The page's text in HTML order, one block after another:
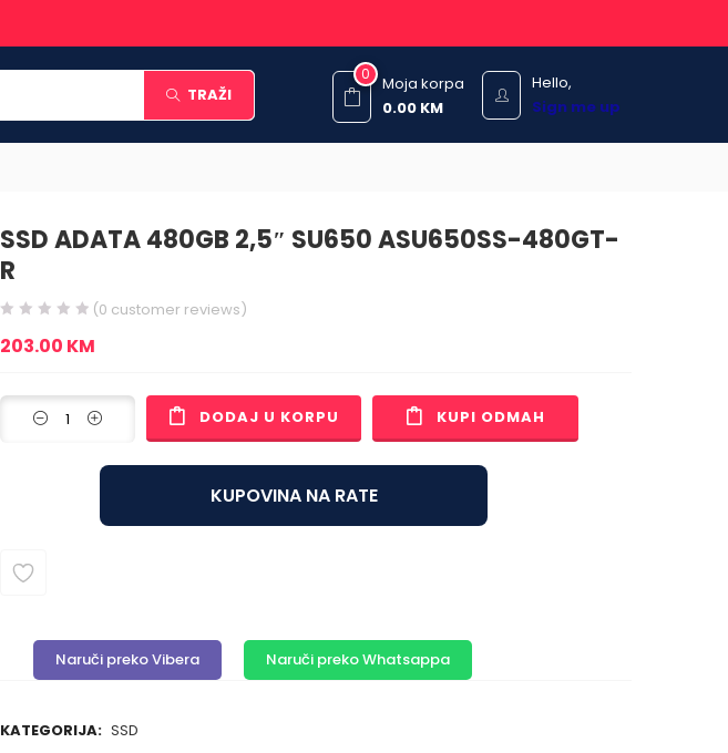
TRAŽI
Hello,
Sign me up
0
Moja korpa
0.00 KM
SSD ADATA 480GB 2,5″ SU650 ASU650SS-480GT-
R
(0 customer reviews)
203.00 KM
DODAJ U KORPU KUPI ODMAH
KUPOVINA NA RATE
Naruči preko Vibera Naruči preko Whatsappa
KATEGORIJA: SSD